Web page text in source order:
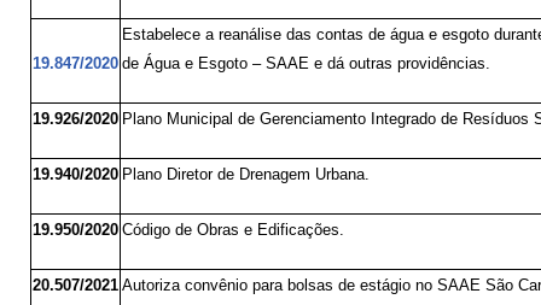
19.847/2020
Estabelece a reanálise das contas de água e esgoto
de Água e Esgoto – SAAE e dá outras providências.
19.926/2020 Plano Municipal de Gerenciamento Integrado de Resíduos
19.940/2020 Plano Diretor de Drenagem Urbana.
19.950/2020 Código de Obras e Edificações.
20.507/2021 Autoriza convênio para bolsas de estágio no SAAE São